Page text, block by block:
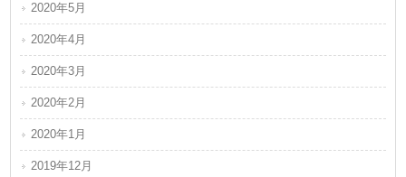
2020年5月
2020年4月
2020年3月
2020年2月
2020年1月
2019年12月